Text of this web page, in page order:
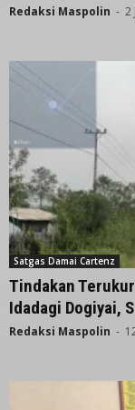
Redaksi Maspolin - 2
Satgas Damai Cartenz
Tindakan
Idadagi Dogiyai,
Redaksi Maspolin -